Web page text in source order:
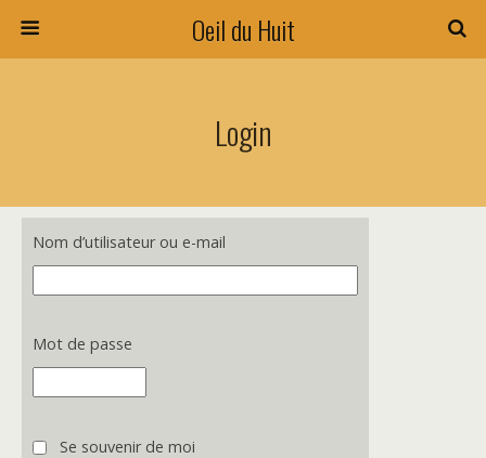
Oeil du Huit
Login
Nom d’utilisateur ou e-mail
Mot de passe
Se souvenir de moi